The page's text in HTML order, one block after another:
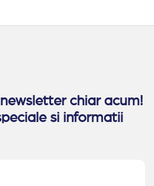
chiar acum!
si informatii